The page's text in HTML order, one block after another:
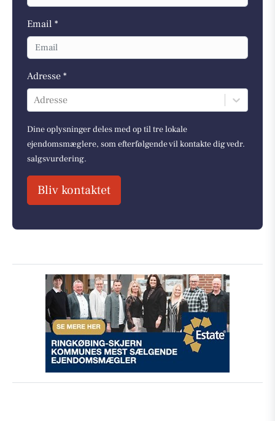
Email *
Adresse *
Adresse
Dine oplysninger deles med op til tre lokale
ejendomsmæglere, som efterfølgende vil kontakte dig vedr.
salgsvurdering.
Bliv kontaktet